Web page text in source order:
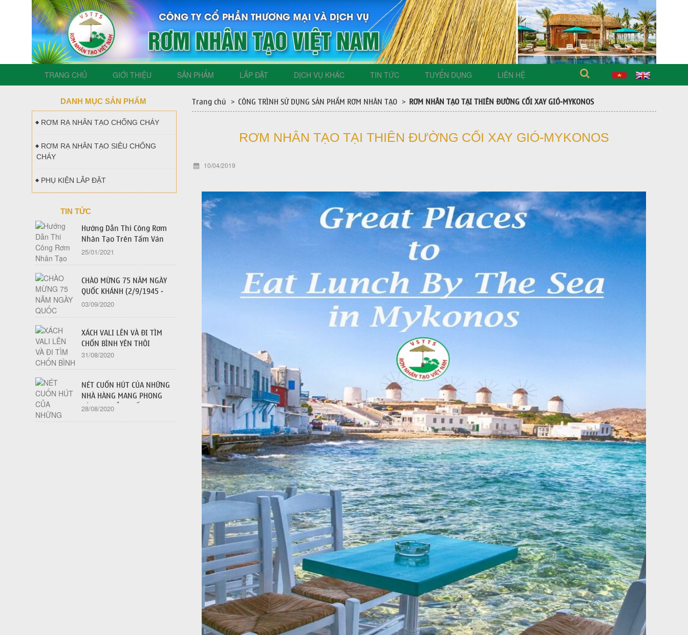
TRANG CHỦ GIỚI THIỆU SẢN PHẨM LẮP ĐẶT DỊCH VỤ KHÁC TIN TỨC TUYỂN DỤNG LIÊN HỆ
DANH MỤC SẢN PHẨM
RƠM RẠ NHÂN TẠO CHỐNG CHÁY
RƠM RẠ NHÂN TẠO SIÊU CHỐNG
CHÁY
PHỤ KIỆN LẮP ĐẶT
TIN TỨC
Hướng Dẫn Thi Công Rơm
Nhân Tạo Trên Tấm Ván
Dăm OSB - 2021
25/01/2021
CHÀO MỪNG 75 NĂM NGÀY
QUỐC KHÁNH (2/9/1945 -
2/9/2020)
03/09/2020
XÁCH VALI LÊN VÀ ĐI TÌM
CHỐN BÌNH YÊN THÔI
31/08/2020
NÉT CUỐN HÚT CỦA NHỮNG
NHÀ HÀNG MANG PHONG
CÁCH TRUYỀN THỐNG
28/08/2020
Trang chủ > CÔNG TRÌNH SỬ DỤNG SẢN PHẨM RƠM NHÂN TẠO> RƠM NHÂN TẠO TẠI THIÊN ĐƯỜNG CỐI XAY GIÓ-MYKONOS
RƠM NHÂN TẠO TẠI THIÊN ĐƯỜNG CỐI XAY GIÓ-MYKONOS
10/04/2019